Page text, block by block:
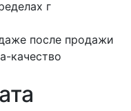
г
после продажи
качество